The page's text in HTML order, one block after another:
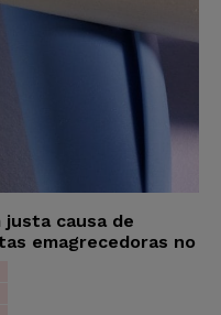
causa de
emagrecedoras no